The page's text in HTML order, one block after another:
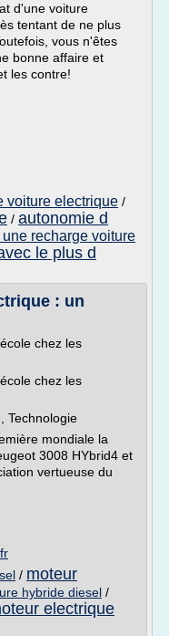
d'une voiture
tentant de ne plus
vous n'êtes
bonne affaire et
les contre!
voiture electrique /
/ autonomie d
une recharge voiture
le plus d
: un
chez les
chez les
Technologie
mondiale la
3008 HYbrid4 et
vertueuse du
/ moteur
hybride diesel /
electrique